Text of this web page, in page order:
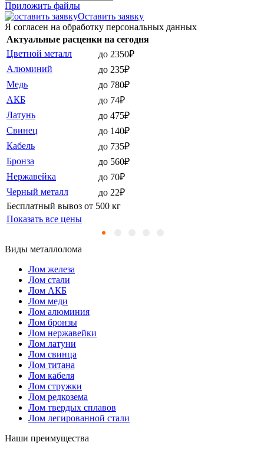
Приложить файлы
Оставить заявку
Я согласен на обработку персональных данных
Актуальные расценки на сегодня
Цветной металл
до 2350₽
Алюминий
до 235₽
Медь
до 780₽
АКБ
до 74₽
Латунь
до 475₽
Свинец
до 140₽
Кабель
до 735₽
Бронза
до 560₽
Нержавейка
до 70₽
Черный металл
до 22₽
Бесплатный вывоз от 500 кг
Показать все цены
Виды металлолома
Лом железа
Лом стали
Лом АКБ
Лом меди
Лом алюминия
Лом бронзы
Лом нержавейки
Лом латуни
Лом свинца
Лом титана
Лом кабеля
Лом стружки
Лом редкозема
Лом твердых сплавов
Лом легированной стали
Наши преимущества